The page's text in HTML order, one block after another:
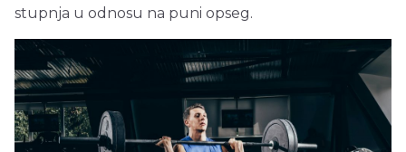
stupnja u odnosu na puni opseg.